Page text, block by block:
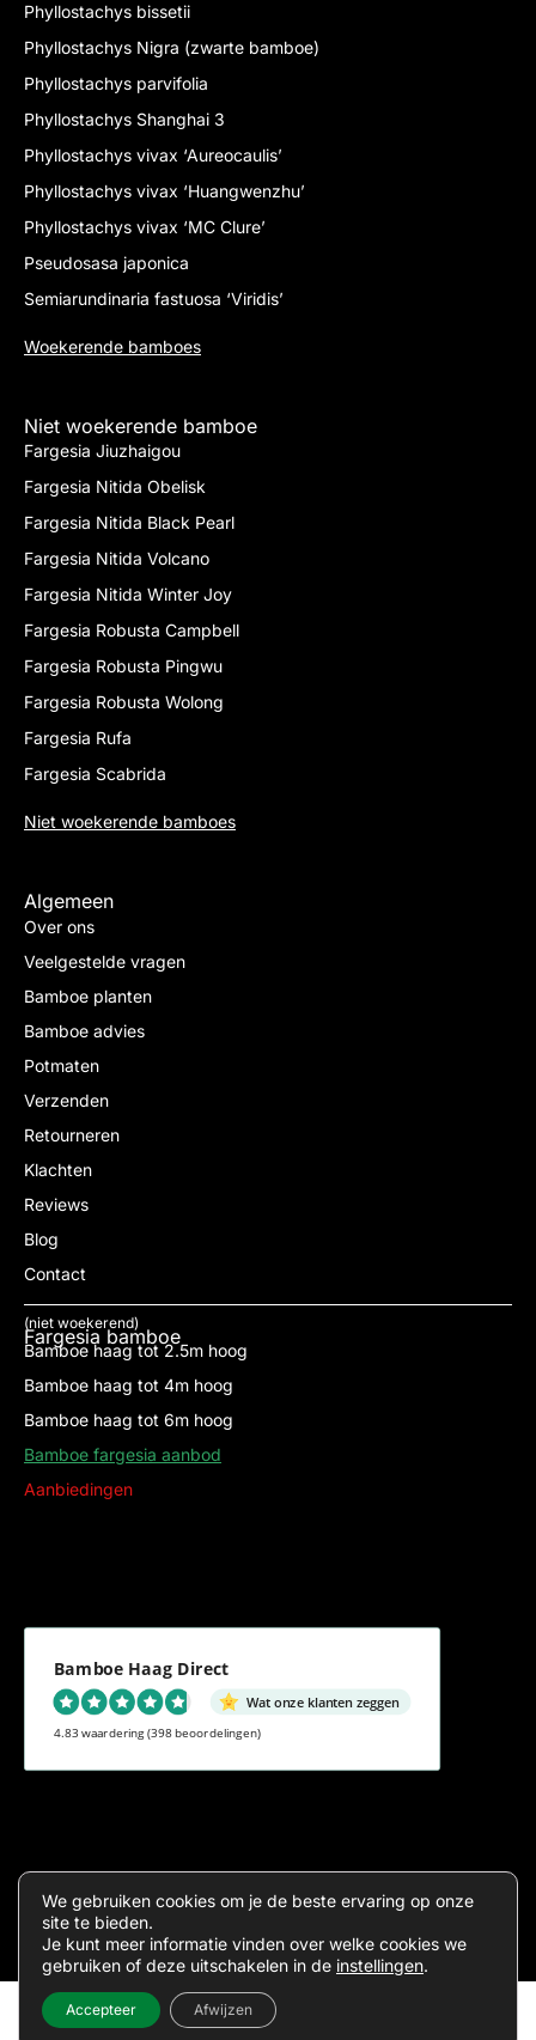
Phyllostachys bissetii
Phyllostachys Nigra (zwarte bamboe)
Phyllostachys parvifolia
Phyllostachys Shanghai 3
Phyllostachys vivax ‘Aureocaulis’
Phyllostachys vivax ‘Huangwenzhu’
Phyllostachys vivax ‘MC Clure’
Pseudosasa japonica
Semiarundinaria fastuosa ‘Viridis’
Woekerende bamboes
Niet woekerende bamboe
Fargesia Jiuzhaigou
Fargesia Nitida Obelisk
Fargesia Nitida Black Pearl
Fargesia Nitida Volcano
Fargesia Nitida Winter Joy
Fargesia Robusta Campbell
Fargesia Robusta Pingwu
Fargesia Robusta Wolong
Fargesia Rufa
Fargesia Scabrida
Niet woekerende bamboes
Algemeen
Over ons
Veelgestelde vragen
Bamboe planten
Bamboe advies
Potmaten
Verzenden
Retourneren
Klachten
Reviews
Blog
Contact
Fargesia bamboe
(niet woekerend)
Bamboe haag tot 2.5m hoog
Bamboe haag tot 4m hoog
Bamboe haag tot 6m hoog
Bamboe fargesia aanbod
Aanbiedingen
Bamboe Haag Direct
Wat onze klanten zeggen
4.83 waardering(398 beoordelingen)
Algemene voorwaardenPrivacy
Inde
Sitema
We gebruiken cookies om je de beste ervaring op onze
site te bieden.
Je kunt meer informatie vinden over welke cookies we
gebruiken of deze uitschakelen in de instellingen.
Accepteer Afwijzen